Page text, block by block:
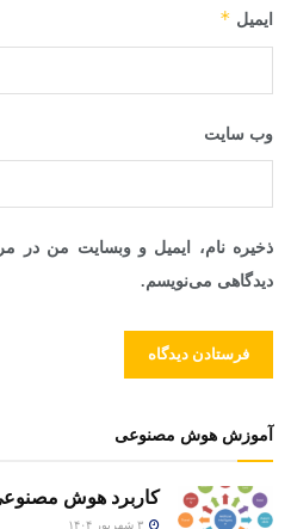
ایمیل *
وب‌ سایت
ذخیره نام، ایمیل و وبسایت من در
دیدگاهی می‌نویسم.
آموزش هوش مصنوعی
کاربرد هوش